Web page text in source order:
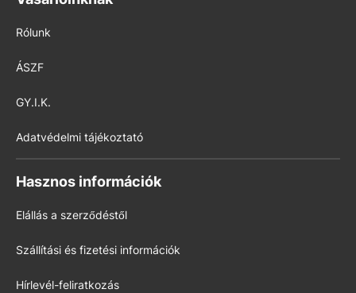
Rólunk
ÁSZF
GY.I.K.
Adatvédelmi tájékoztató
Hasznos információk
Elállás a szerződéstől
Szállítási és fizetési információk
Hírlevél-feliratkozás